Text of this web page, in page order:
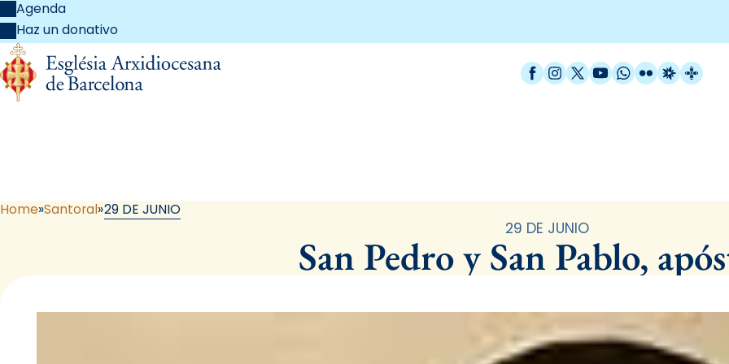
Agenda
Haz un donativo
Facebook
Instagram
X / Twitter
YouTube
WhatsApp
FlickrRadio
Home Santoral 29 DE JUNIO
29 DE JUNIO
San Pedro y San Pablo,